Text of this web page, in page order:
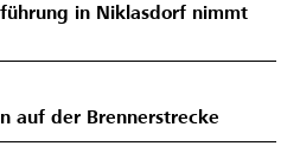
in Niklasdorf nimmt
auf der Brennerstrecke